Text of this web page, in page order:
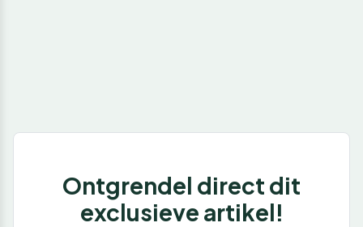
Ontgrendel direct dit
exclusieve artikel!